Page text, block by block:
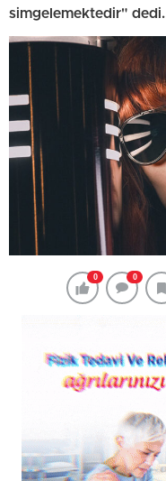
simgelemektedir" dedi.
0 0